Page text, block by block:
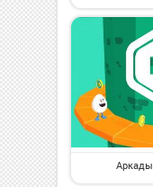
Аркады